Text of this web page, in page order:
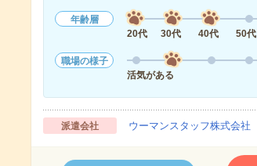
年齢層
20代
30代 40代 50代
職場の様子
活気がある
派遣会社 ウーマンスタッフ株式会社